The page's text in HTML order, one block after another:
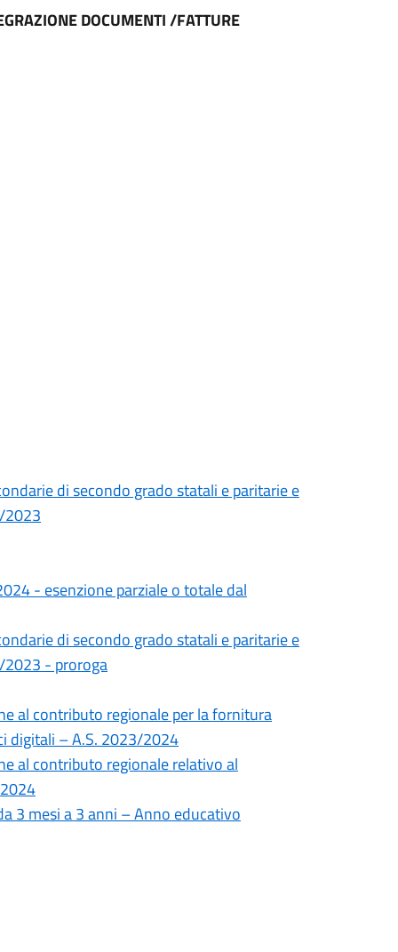
DOCUMENTI /FATTURE
di secondo grado statali e paritarie e
2023
- esenzione parziale o totale dal
di secondo grado statali e paritarie e
- proroga
al contributo regionale per la fornitura
digitali – A.S. 2023/2024
al contributo regionale relativo al
3 mesi a 3 anni – Anno educativo